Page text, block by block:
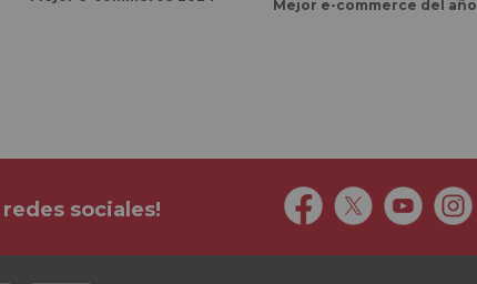
Mejor e-commerce del año
sociales!